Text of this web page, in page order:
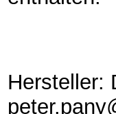
Hersteller: